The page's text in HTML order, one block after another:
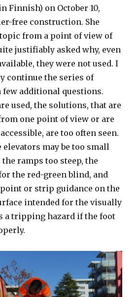
Finnish) on October 10,
free construction. She
from a point of view of
justifiably asked why, even
they were not used. I
continue the series of
few additional questions.
used, the solutions, that are
one point of view or are
are too often seen.
elevators may be too small
ramps too steep, the
the red-green blind, and
or strip guidance on the
intended for the visually
a tripping hazard if the foot